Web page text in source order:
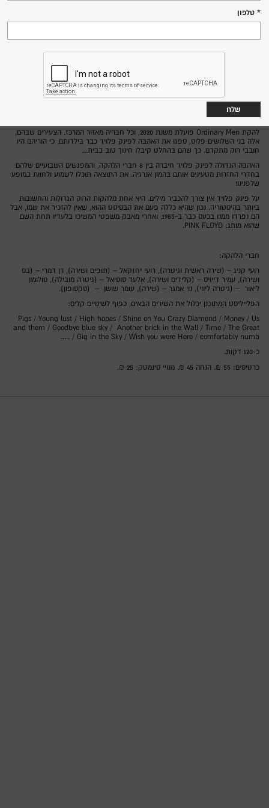
20:00
סינמטק חיפה,שד' הנשיא 142, מרכז הכרמל
על הבמה: להקת Ordinary Men
מנחה: יורם מארק-רייך
להקת Ordinary Men פועלת משנת 2020, וכל חבריה מאזור המרכז. הצעירים שבהם,
אלה בני השלושים פלוס, ספגו את האהבה לפינק פלויד כבר בילדותם, כי הוריהם היו
חובבי רוק מתקדם. כך שהם בהחלט קיבלו חינוך טוב בבית...
האהבה הגדולה לפינק פלויד חיברה בין 8 חברי הלהקה, והמפגשים השבועיים שלהם
בחדרי החזרות מטעינים אותם בהמון אנרגיה. את התוצאה תוכלו לשמוע ולחוות במופע
שלפנינו!
על פינק פלויד אין צורך להכביר מילים. היא אחת מלהקות הרוק הגדולות והחשובות
ביותר בהיסטוריה. נכון שהיא כללה פעם את הבסיסט ההוא, שאין להזכיר את שמו, אבל
הם נפרדו ממנו בכעס כבר ב-1985, ואחרי מאבק משפטי המשיכו בלעדיו תחת השם
שהוא מותג: PINK FLOYD.
חברי הלהקה:
רועי קניג – (שירה ראשית וגיטרה), רועי יחזקאל – (תופים ושירה), רן דמרי – (בס
ושירה), עמיר דייויס – (קלידים ושירה), אלעד סוסיאל – (גיטרה מובילה), סולומון
ליאור – (גיטרה ליווי), נוי אמגר – (שירה), עומר שושן – (סקסופון).
הפלייליסט המתוכנן יכלול את השירים הבאים, כפוף לשינויים קלים:
Pigs / Young lust / High hopes / Shine on You Crazy Diamond / Money / Us
and them / Goodbye blue sky / Another brick in the Wall / Time / The Great
Gig in the Sky / ⁠Wish you were Here / comfortably numb / .....
כ-120 דקות.
כרטיסים: 55 ₪. הנחה 45 ₪. מנויי סינמטק: 25 ₪.
טלפון